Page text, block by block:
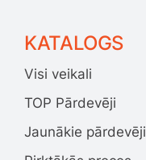
KATALOGS
Visi veikali
TOP Pārdevēji
Jaunākie pārdevēji